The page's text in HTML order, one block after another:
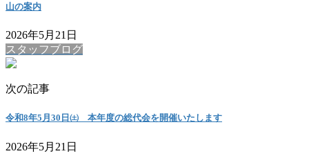
山の案内
2026年5月21日
スタッフブログ
次の記事
令和8年5月30日㈯ 本年度の総代会を開催いたします
2026年5月21日